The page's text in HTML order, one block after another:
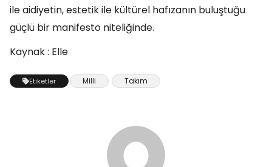
ile aidiyetin, estetik ile kültürel hafızanın buluştuğu
güçlü bir manifesto niteliğinde.
Kaynak : Elle
Etiketler Milli Takım